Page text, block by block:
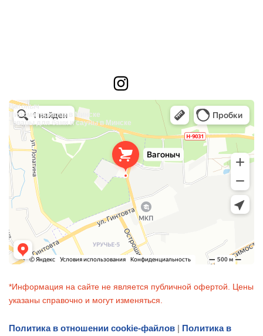
Instagram
Вагоныч
Пиломатериалы в Минске
Товары для бани и сауны в Минске
*Информация на сайте не является публичной офертой. Цены
указаны справочно и могут изменяться.
Политика в отношении cookie-файлов
Политика в